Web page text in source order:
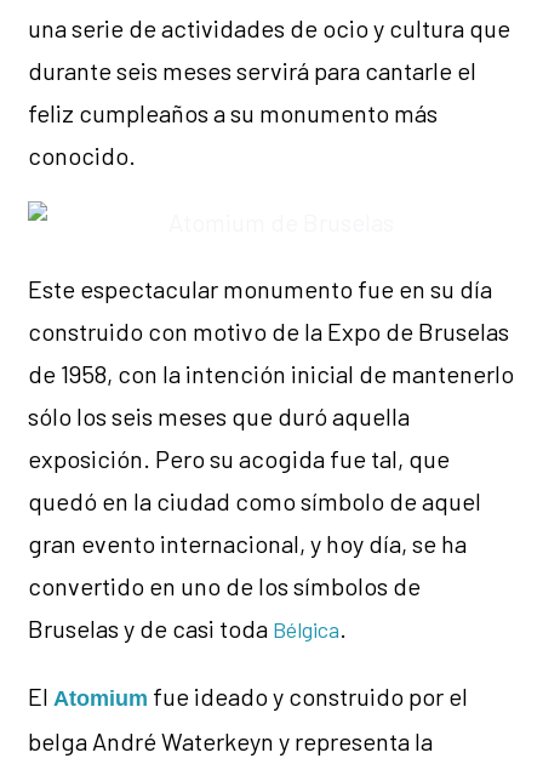
una serie de actividades de ocio y cultura que
durante seis meses servirá para cantarle el
feliz cumpleaños a su monumento más
conocido.
Este espectacular monumento fue en su día
construido con motivo de la Expo de Bruselas
de 1958, con la intención inicial de mantenerlo
sólo los seis meses que duró aquella
exposición. Pero su acogida fue tal, que
quedó en la ciudad como símbolo de aquel
gran evento internacional, y hoy día, se ha
convertido en uno de los símbolos de
Bruselas y de casi toda Bélgica
El Atomium fue ideado y construido por el
belga André Waterkeyn y representa la